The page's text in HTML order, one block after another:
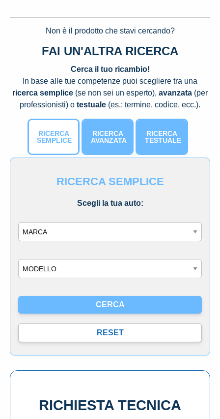
Non è il prodotto che stavi cercando?
FAI UN'ALTRA RICERCA
Cerca il tuo ricambio!
In base alle tue competenze puoi scegliere tra una
ricerca semplice (se non sei un esperto), avanzata (per
professionisti) o testuale (es.: termine, codice, ecc.).
RICERCA
SEMPLICE
RICERCA
AVANZATA
RICERCA
TESTUALE
RICERCA SEMPLICE
Scegli la tua auto:
RICHIESTA TECNICA